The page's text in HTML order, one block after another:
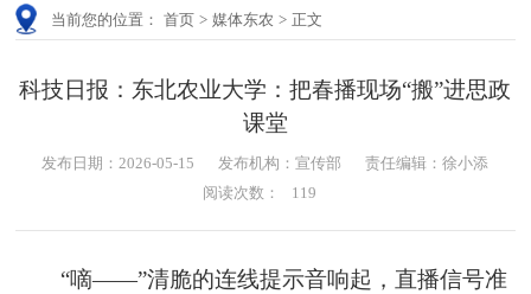
当前您的位置： 首页 > 媒体东农 > 正文
科技日报：东北农业大学：把春播现场“搬”进思政
课堂
发布日期：2026-05-15 发布机构：宣传部
责任编辑：徐小添
阅读次数：
119
“嘀——”清脆的连线提示音响起，直播信号准